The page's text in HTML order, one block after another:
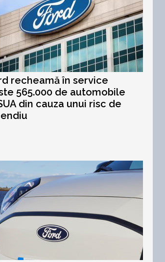
recheamă în service
565.000 de automobile
din cauza unui risc de